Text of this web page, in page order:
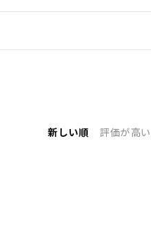
新しい順 評価が高